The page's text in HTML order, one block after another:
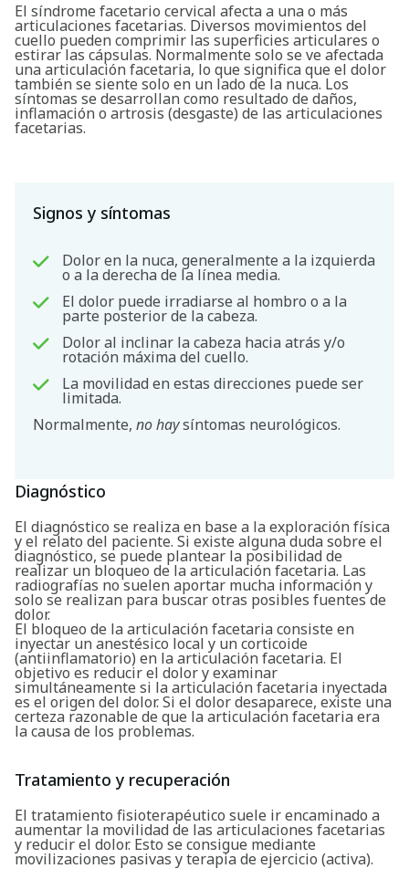
El síndrome facetario cervical afecta a una o más
articulaciones facetarias. Diversos movimientos del
cuello pueden comprimir las superficies articulares o
estirar las cápsulas. Normalmente solo se ve afectada
una articulación facetaria, lo que significa que el dolor
también se siente solo en un lado de la nuca. Los
síntomas se desarrollan como resultado de daños,
inflamación o artrosis (desgaste) de las articulaciones
facetarias.
Signos y síntomas
Dolor en la nuca, generalmente a la izquierda
o a la derecha de la línea media.
El dolor puede irradiarse al hombro o a la
parte posterior de la cabeza.
Dolor al inclinar la cabeza hacia atrás y/o
rotación máxima del cuello.
La movilidad en estas direcciones puede ser
limitada.
Normalmente, no haysíntomas neurológicos.
Diagnóstico
El diagnóstico se realiza en base a la exploración física
y el relato del paciente. Si existe alguna duda sobre el
diagnóstico, se puede plantear la posibilidad de
realizar un bloqueo de la articulación facetaria. Las
radiografías no suelen aportar mucha información y
solo se realizan para buscar otras posibles fuentes de
dolor.
El bloqueo de la articulación facetaria consiste en
inyectar un anestésico local y un corticoide
(antiinflamatorio) en la articulación facetaria. El
objetivo es reducir el dolor y examinar
simultáneamente si la articulación facetaria inyectada
es el origen del dolor. Si el dolor desaparece, existe una
certeza razonable de que la articulación facetaria era
la causa de los problemas.
Tratamiento y recuperación
El tratamiento fisioterapéutico suele ir encaminado a
aumentar la movilidad de las articulaciones facetarias
y reducir el dolor. Esto se consigue mediante
movilizaciones pasivas y terapia de ejercicio (activa).